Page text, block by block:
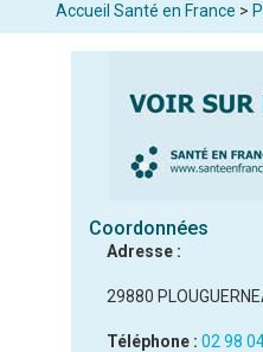
Accueil Santé en France >
Coordonnées
Adresse :
29880
Téléphone : 02 98